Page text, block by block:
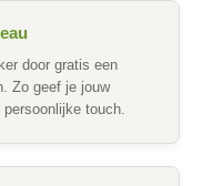
door gratis een
Zo geef je jouw
touch.